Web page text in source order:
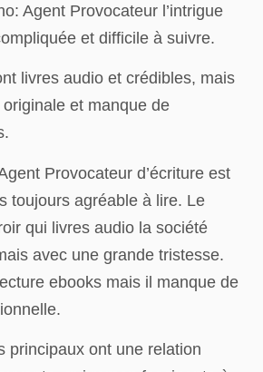
Agent Provocateur l’intrigue
et difficile à suivre.
livres audio et crédibles, mais
originale et manque de
Provocateur d’écriture est
toujours agréable à lire. Le
qui livres audio la société
avec une grande tristesse.
ebooks mais il manque de
principaux ont une relation